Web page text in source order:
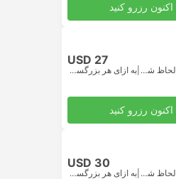
رزرو کنید
USD 27
مالیات‌ها لحاظ شده | به ازای هر بزرگسال
رزرو کنید
USD 30
مالیات‌ها لحاظ شده | به ازای هر بزرگسال